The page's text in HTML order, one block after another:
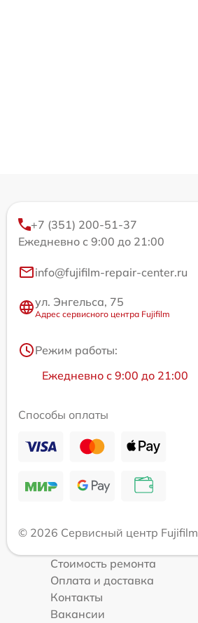
+7 (351) 200-51-37
Ежедневно с 9:00 до 21:00
info@fujifilm-repair-center.ru
ул. Энгельса, 75
Адрес сервисного центра Fujifilm
Режим работы:
Ежедневно с 9:00 до 21:00
Способы оплаты
© 2026 Сервисный центр Fujifilm
Стоимость ремонта
Оплата и доставка
Контакты
Вакансии